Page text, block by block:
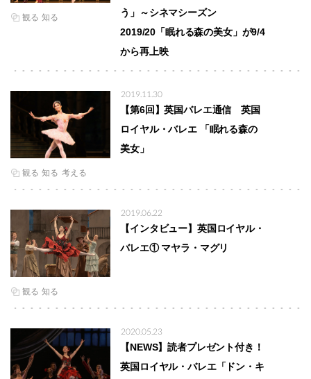
観る 知る
う」～シネマシーズン
2019/20「眠れる森の美女」が9/4
から再上映
観る 知る 考える
2019.11.30
【第6回】英国バレエ通信 英国
ロイヤル・バレエ 「眠れる森の
美女」
観る 知る
2019.06.22
【インタビュー】英国ロイヤル・
バレエ① マヤラ・マグリ
2020.05.23
【NEWS】読者プレゼント付き！
英国ロイヤル・バレエ「ドン・キ